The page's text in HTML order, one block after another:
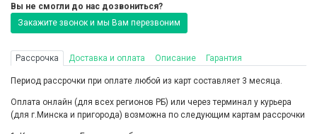
Вы не смогли до нас дозвониться?
Закажите звонок и мы Вам перезвоним
Рассрочка Доставка и оплата Описание Гарантия
Период рассрочки при оплате любой из карт составляет 3 месяца.
Оплата онлайн (для всех регионов РБ) или через терминал у курьера
(для г.Минска и пригорода) возможна по следующим картам рассрочки